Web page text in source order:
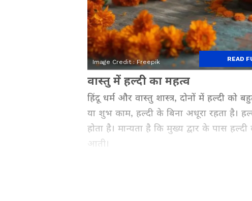
Image Credit :Freepik
वास्तु में हल्दी का महत्व
हिंदू धर्म और वास्तु शास्त्र, दोनों में हल्दी को
या शुभ काम, हल्दी के बिना अधूरा रहता है।
होता है। मान्यता है कि मुख्य द्वार के पास
आती।
READ